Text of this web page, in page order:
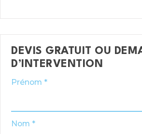
DEVIS GRATUIT OU
D’INTERVENTION
Prénom *
Nom *